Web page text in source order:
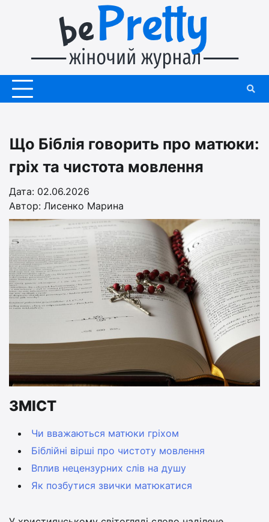
Що Біблія говорить про матюки:
гріх та чистота мовлення
Дата: 02.06.2026
Автор: Лисенко Марина
ЗМІСТ
Чи вважаються матюки гріхом
Біблійні вірші про чистоту мовлення
Вплив нецензурних слів на душу
Як позбутися звички матюкатися